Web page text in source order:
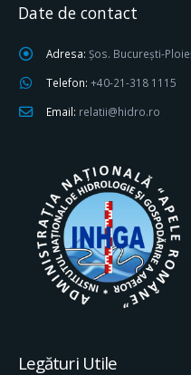
Date de contact
Adresa: Șos. București-
Telefon: +40-21-318 1115
Email: relatii@hidro.ro
Legături Utile